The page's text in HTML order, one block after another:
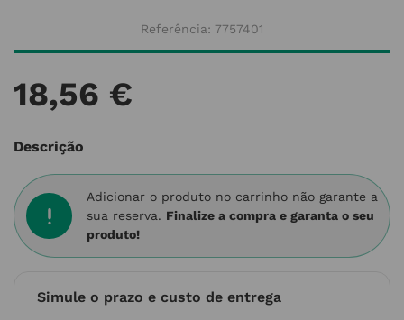
Referência: 7757401
18,56 €
Descrição
Adicionar o produto no carrinho não garante a
sua reserva. Finalize a compra e garanta o seu
produto!
Simule o prazo e custo de entrega